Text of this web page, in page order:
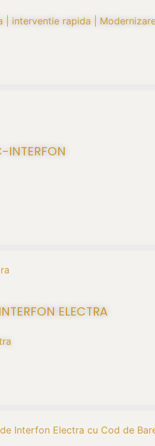
| interventie rapida |
INTERFON
ELECTRA